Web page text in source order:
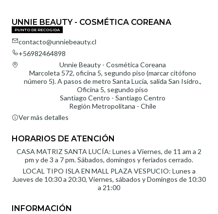
UNNIE BEAUTY - COSMÉTICA COREANA
PUNTO DE RECOGIDA
contacto@unniebeauty.cl
+56982464898
Unnie Beauty - Cosmética Coreana
Marcoleta 572, oficina 5, segundo piso (marcar citófono
número 5). A pasos de metro Santa Lucía, salida San Isidro.,
Oficina 5, segundo piso
Santiago Centro - Santiago Centro
Región Metropolitana - Chile
Ver más detalles
HORARIOS DE ATENCIÓN
CASA MATRIZ SANTA LUCÍA: Lunes a Viernes, de 11 am a 2
pm y de 3 a 7 pm. Sábados, domingos y feriados cerrado.
LOCAL TIPO ISLA EN MALL PLAZA VESPUCIO: Lunes a
Jueves de 10:30 a 20:30, Viernes, sábados y Domingos de 10:30
a 21:00
INFORMACIÓN